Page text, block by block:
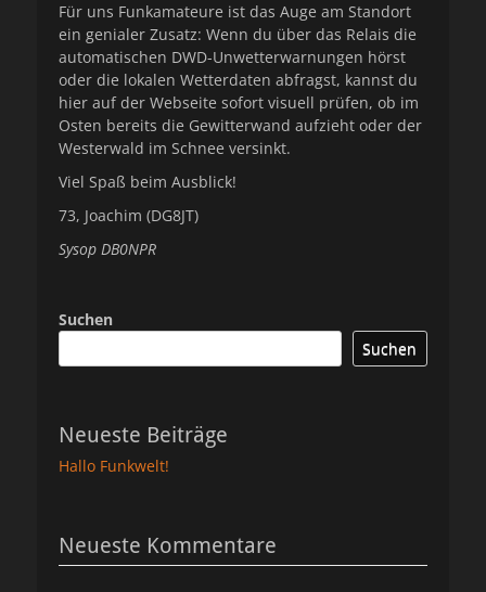
Für uns Funkamateure ist das Auge am Standort
ein genialer Zusatz: Wenn du über das Relais die
automatischen DWD-Unwetterwarnungen hörst
oder die lokalen Wetterdaten abfragst, kannst du
hier auf der Webseite sofort visuell prüfen, ob im
Osten bereits die Gewitterwand aufzieht oder der
Westerwald im Schnee versinkt.
Viel Spaß beim Ausblick!
73, Joachim (DG8JT)
Sysop DB0NPR
Suchen
Suchen
Neueste Beiträge
Hallo Funkwelt!
Neueste Kommentare